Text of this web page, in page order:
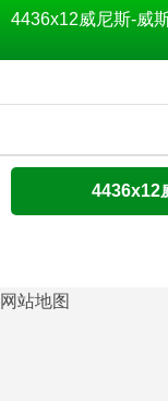
外站精料-
4436x12威尼斯-威
4436x12
网站地图